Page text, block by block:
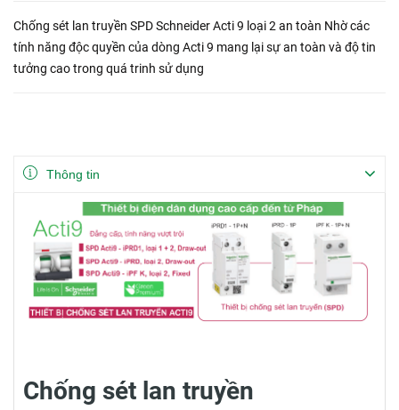
Chống sét lan truyền SPD Schneider Acti 9 loại 2 an toàn Nhờ các
tính năng độc quyền của dòng Acti 9 mang lại sự an toàn và độ tin
tưởng cao trong quá trinh sử dụng
Thông tin
Chống sét lan truyền